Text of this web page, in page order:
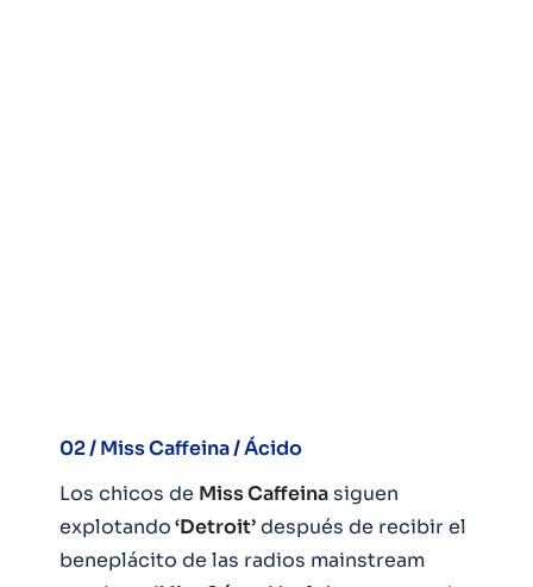
02 / Miss Caffeina / Ácido
Los chicos de Miss Caffeinasiguen
explotando‘Detroit’después de recibir el
beneplácito de las radios mainstream